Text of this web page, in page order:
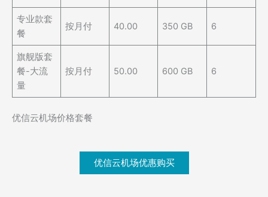
专业款套
餐
按月付 40.00 350 GB 6
旗舰版套
餐-大流
量
按月付 50.00 600 GB 6
优信云机场价格套餐
优信云机场优惠购买